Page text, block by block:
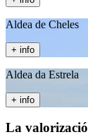
Aldea de Cheles
+ info
Aldea da Estrela
+ info
La